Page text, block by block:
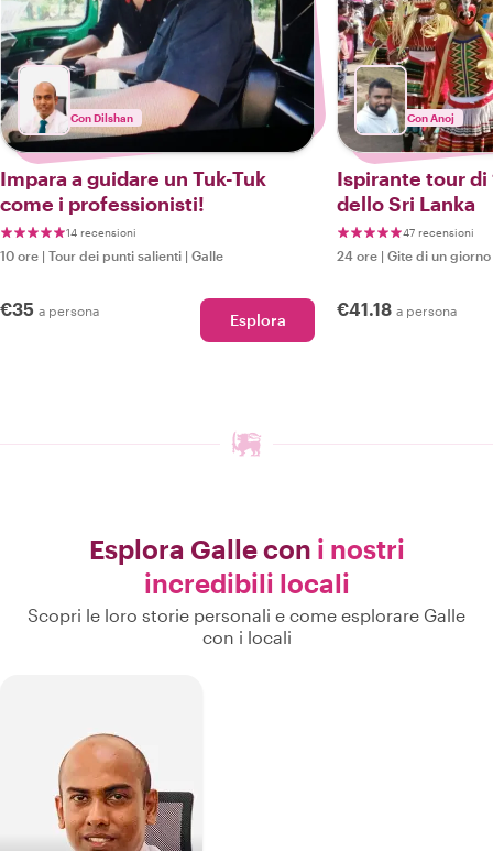
Con Dilshan
Impara a guidare un Tuk-Tuk
come i professionisti!
14 recensioni
10 ore | Tour dei punti salienti | Galle
€35 a persona Esplora
Con Anoj
Ispirante tour di
dello Sri Lanka
47 recensioni
24 ore | Gite di un giorno
€41.18 a persona
Esplora Galle con i nostri
incredibili locali
Scopri le loro storie personali e come esplorare Galle
con i locali